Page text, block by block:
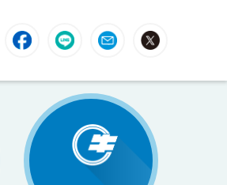
InstagramFacebookLINE Mail